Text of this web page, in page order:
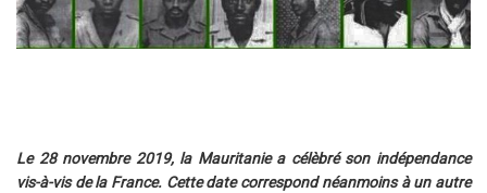
Le 28 novembre 2019, la Mauritanie a célèbré son indépendance
vis-à-vis de la France. Cette date correspond néanmoins à un autre